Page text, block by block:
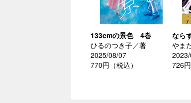
133cmの景色 4巻
ひるのつき子／著
2025/08/07
770円（税込）
なら
やま
726円